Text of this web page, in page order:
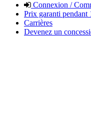
Connexion /
Prix garanti pendant
Carrières
Devenez un